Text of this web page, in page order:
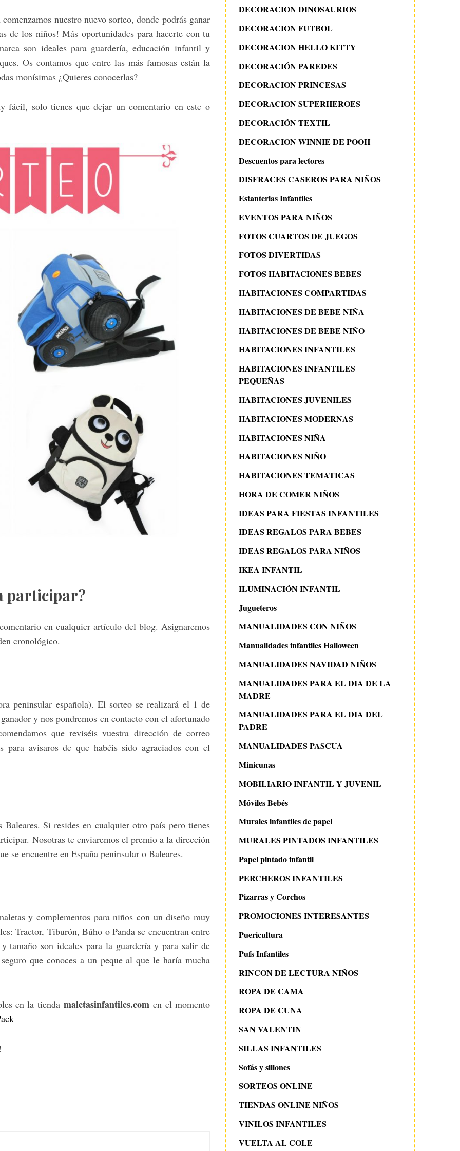
nuestro nuevo sorteo, donde podrás ganar
de los niños! Más oportunidades para hacerte con tu
son ideales para guardería, educación infantil y
Os contamos que entre las más famosas están la
monísimas ¿Quieres conocerlas?
fácil, solo tienes que dejar un comentario en este o
participar?
en cualquier artículo del blog. Asignaremos
cronológico.
peninsular española). El sorteo se realizará el 1 de
y nos pondremos en contacto con el afortunado
que reviséis vuestra dirección de correo
avisaros de que habéis sido agraciados con el
Si resides en cualquier otro país pero tienes
Nosotras te enviaremos el premio a la dirección
se encuentre en España peninsular o Baleares.
y complementos para niños con un diseño muy
Tractor, Tiburón, Búho o Panda se encuentran entre
tamaño son ideales para la guardería y para salir de
que conoces a un peque al que le haría mucha
en la tienda maletasinfantiles.comen el momento
DECORACION DINOSAURIOS
DECORACION FUTBOL
DECORACION HELLO KITTY
DECORACIÓN PAREDES
DECORACION PRINCESAS
DECORACION SUPERHEROES
DECORACIÓN TEXTIL
DECORACION WINNIE DE POOH
Descuentos para lectores
DISFRACES CASEROS PARA NIÑOS
Estanterias Infantiles
EVENTOS PARA NIÑOS
FOTOS CUARTOS DE JUEGOS
FOTOS DIVERTIDAS
FOTOS HABITACIONES BEBES
HABITACIONES COMPARTIDAS
HABITACIONES DE BEBE NIÑA
HABITACIONES DE BEBE NIÑO
HABITACIONES INFANTILES
HABITACIONES INFANTILES
PEQUEÑAS
HABITACIONES JUVENILES
HABITACIONES MODERNAS
HABITACIONES NIÑA
HABITACIONES NIÑO
HABITACIONES TEMATICAS
HORA DE COMER NIÑOS
IDEAS PARA FIESTAS INFANTILES
IDEAS REGALOS PARA BEBES
IDEAS REGALOS PARA NIÑOS
IKEA INFANTIL
ILUMINACIÓN INFANTIL
Jugueteros
MANUALIDADES CON NIÑOS
Manualidades infantiles Halloween
MANUALIDADES NAVIDAD NIÑOS
MANUALIDADES PARA EL DIA DE LA
MADRE
MANUALIDADES PARA EL DIA DEL
PADRE
MANUALIDADES PASCUA
Minicunas
MOBILIARIO INFANTIL Y JUVENIL
Móviles Bebés
Murales infantiles de papel
MURALES PINTADOS INFANTILES
Papel pintado infantil
PERCHEROS INFANTILES
Pizarras y Corchos
PROMOCIONES INTERESANTES
Puericultura
Pufs Infantiles
RINCON DE LECTURA NIÑOS
ROPA DE CAMA
ROPA DE CUNA
SAN VALENTIN
SILLAS INFANTILES
Sofás y sillones
SORTEOS ONLINE
TIENDAS ONLINE NIÑOS
VINILOS INFANTILES
VUELTA AL COLE